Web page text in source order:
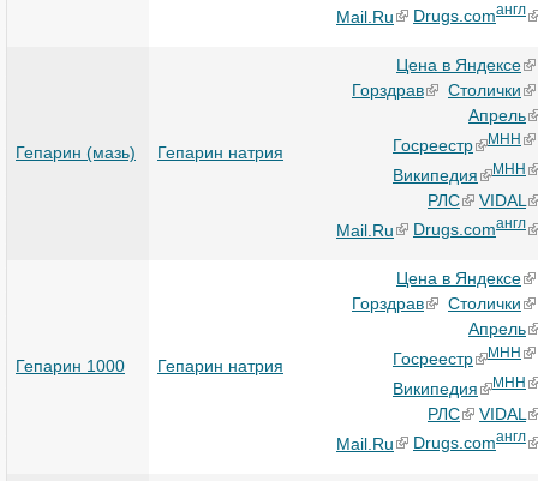
Mail.Ru
Drugs.comангл
Гепарин (мазь) Гепарин натрия
Цена в Яндексе
Горздрав
Столички
Апрель
Госреестр
МНН
Википедия МНН
РЛС
VIDAL
Mail.Ru
Drugs.comангл
Гепарин 1000 Гепарин натрия
Цена в Яндексе
Горздрав
Столички
Апрель
Госреестр
МНН
Википедия МНН
РЛС
VIDAL
Mail.Ru
Drugs.comангл